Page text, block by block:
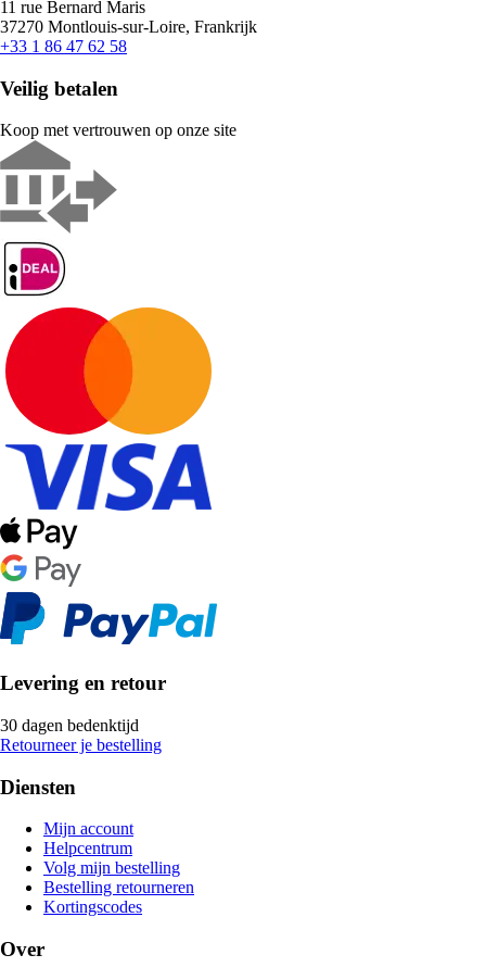
11 rue Bernard Maris
37270 Montlouis-sur-Loire, Frankrijk
+33 1 86 47 62 58
Veilig betalen
Koop met vertrouwen op onze site
Levering en retour
30 dagen bedenktijd
Retourneer je bestelling
Diensten
Mijn account
Helpcentrum
Volg mijn bestelling
Bestelling retourneren
Kortingscodes
Over